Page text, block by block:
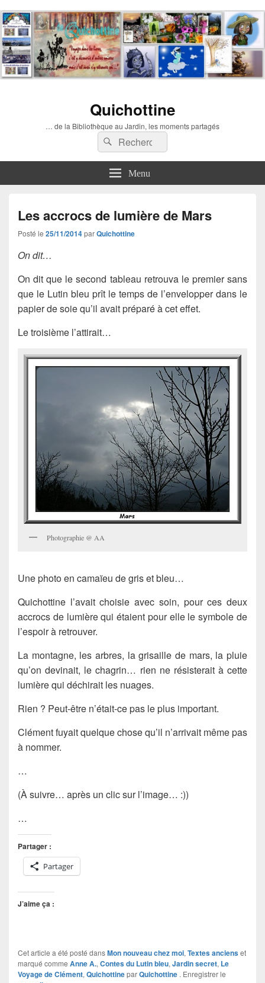
Quichottine
… de la Bibliothèque au Jardin, les moments partagés
Recherche :
Rechercher
Menu
Les accrocs de lumière de Mars
Posté le 25/11/2014parQuichottine
On dit…
On dit que le second tableau retrouva le premier sans
que le Lutin bleu prît le temps de l’envelopper dans le
papier de soie qu’il avait préparé à cet effet.
Le troisième l’attirait…
Photographie @ AA
Une photo en camaïeu de gris et bleu…
Quichottine l’avait choisie avec soin, pour ces deux
accrocs de lumière qui étaient pour elle le symbole de
l’espoir à retrouver.
La montagne, les arbres, la grisaille de mars, la pluie
qu’on devinait, le chagrin… rien ne résisterait à cette
lumière qui déchirait les nuages.
Rien ? Peut-être n’était-ce pas le plus important.
Clément fuyait quelque chose qu’il n’arrivait même pas
à nommer.
…
(À suivre… après un clic sur l’image… :))
…
Partager :
Partager
J’aime ça :
Cet article a été posté dansMon nouveau chez moi, Textes ancienset
marqué comme Anne A., Contes du Lutin bleu, Jardin secret, Le
Voyage de Clément, QuichottineparQuichottine . Enregistrer le